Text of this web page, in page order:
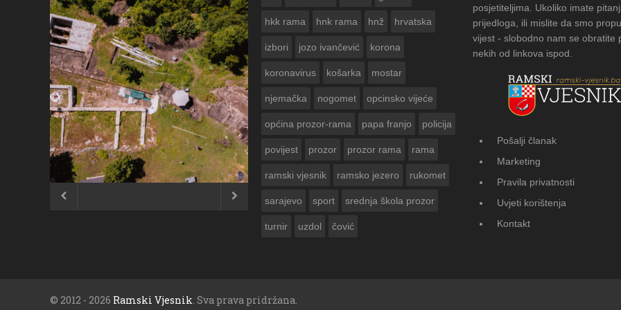
ČESTITKA RAMSKOG VJESNIKA ZA
USKRS 2023. GODINE
FOTOGALERIJA: Čuvanje običaja u Donjoj
 
hkk rama hnk rama hnž hrvatska
izbori jozo ivančević korona
koronavirus košarka mostar
njemačka nogomet opcinsko vijeće
općina prozor-rama papa franjo policija
povijest prozor prozor rama rama
ramski vjesnik ramsko jezero rukomet
sarajevo sport srednja škola prozor
turnir uzdol čović
posjetiteljima. Ukoliko imate
prijedloga, ili mislite da smo
vijest - slobodno nam se obratite
nekih od linkova ispod.
Pošalji članak
Marketing
Pravila privatnosti
Uvjeti korištenja
Kontakt
© 2012 - 2026 Ramski Vjesnik. Sva prava pridržana.